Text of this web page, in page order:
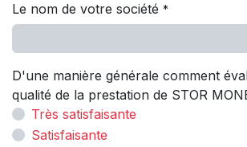
Le nom de votre société *
D'une manière générale comment
qualité de la prestation de STOR
Très satisfaisante
Satisfaisante